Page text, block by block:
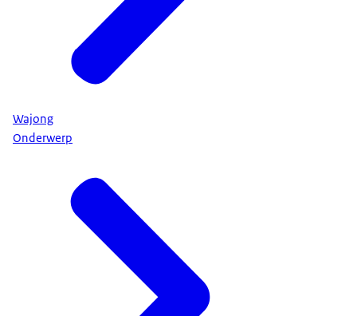
Wajong
Onderwerp